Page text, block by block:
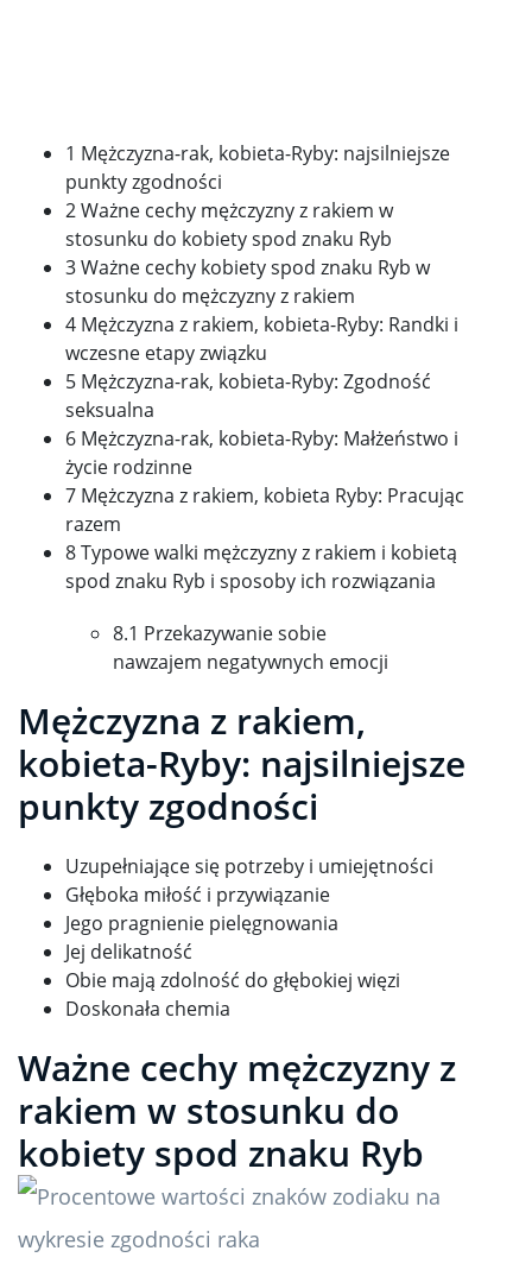
1 Mężczyzna-rak, kobieta-Ryby: najsilniejsze
punkty zgodności
2 Ważne cechy mężczyzny z rakiem w
stosunku do kobiety spod znaku Ryb
3 Ważne cechy kobiety spod znaku Ryb w
stosunku do mężczyzny z rakiem
4 Mężczyzna z rakiem, kobieta-Ryby: Randki i
wczesne etapy związku
5 Mężczyzna-rak, kobieta-Ryby: Zgodność
seksualna
6 Mężczyzna-rak, kobieta-Ryby: Małżeństwo i
życie rodzinne
7 Mężczyzna z rakiem, kobieta Ryby: Pracując
razem
8 Typowe walki mężczyzny z rakiem i kobietą
spod znaku Ryb i sposoby ich rozwiązania
8.1 Przekazywanie sobie
nawzajem negatywnych emocji
Mężczyzna z rakiem,
kobieta-Ryby: najsilniejsze
punkty zgodności
Uzupełniające się potrzeby i umiejętności
Głęboka miłość i przywiązanie
Jego pragnienie pielęgnowania
Jej delikatność
Obie mają zdolność do głębokiej więzi
Doskonała chemia
Ważne cechy mężczyzny z
rakiem w stosunku do
kobiety spod znaku Ryb